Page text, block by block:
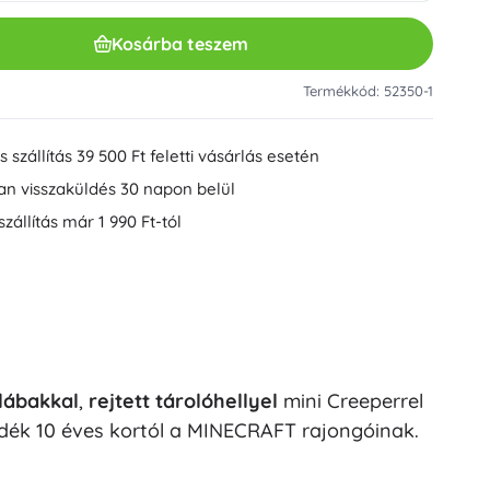
Egyéb
DREAMZzz
Wicked (Bűbájos)
Műanyag építőkészletek
Fa építőkészletek
+Mutasson többet
Partyjátékok
Mutasson többet
Kosárba teszem
Termékkód: 52350-1
szállítás 39 500 Ft feletti vásárlás esetén
visszaküldés 30 napon belül
már 1 990 Ft-tól
, rejtett tárolóhellyel mini Creeperrel
10 éves kortól a MINECRAFT rajongóinak.